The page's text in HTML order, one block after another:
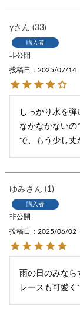
y 33
購入者
非公開
投稿日 2025/07/14
しっかり水を
なかなかないの
で、もう少し丈
ゆみ 1
購入者
非公開
投稿日 2025/06/02
雨の日のみなら
レースも可愛く